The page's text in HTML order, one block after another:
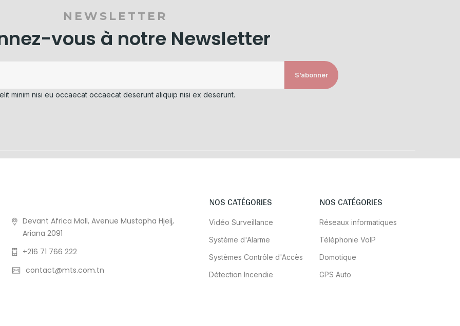
NEWSLETTER
vous à notre Newsletter
S’abonner
minim nisi eu occaecat occaecat deserunt aliquip nisi ex deserunt.
Devant Africa Mall, Avenue Mustapha Hjeij,
Ariana 2091
+216 71 766 222
contact@mts.com.tn
NOS CATÉGORIES
Vidéo Surveillance
Système d'Alarme
Systèmes Contrôle d'Accès
Détection Incendie
NOS CATÉGORIES
Réseaux informatiques
Téléphonie VoIP
Domotique
GPS Auto